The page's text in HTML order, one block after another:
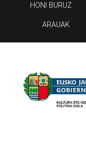
HONI BURUZ
ARAUAK